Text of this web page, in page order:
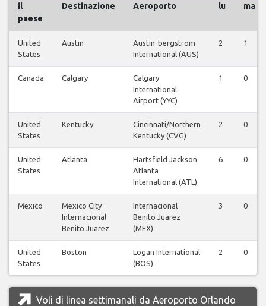
il
paese
Destinazione Aeroporto lu ma
United
States
Austin
Austin-bergstrom
International (AUS)
2 1
Canada Calgary
Calgary
International
Airport (YYC)
1 0
United
States
Kentucky
Cincinnati/Northern
Kentucky (CVG)
2 0
United
States
Atlanta
Hartsfield Jackson
Atlanta
International (ATL)
6 0
Mexico
Mexico City
Internacional
Benito Juarez
Internacional
Benito Juarez
(MEX)
3 0
United
States
Boston
Logan International
(BOS)
2 0
Voli di linea settimanali da Aeroporto Orlando